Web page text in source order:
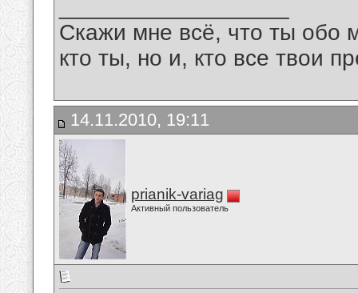
Скажи мне всё, что ты обо
кто ты, но и, кто все твои
14.11.2010, 19:11
prianik-variag
Активный пользователь